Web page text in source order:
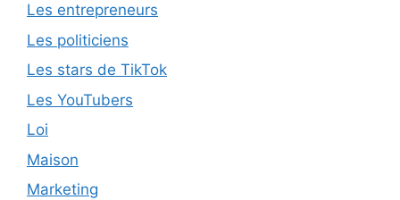
Les entrepreneurs
Les politiciens
Les stars de TikTok
Les YouTubers
Loi
Maison
Marketing